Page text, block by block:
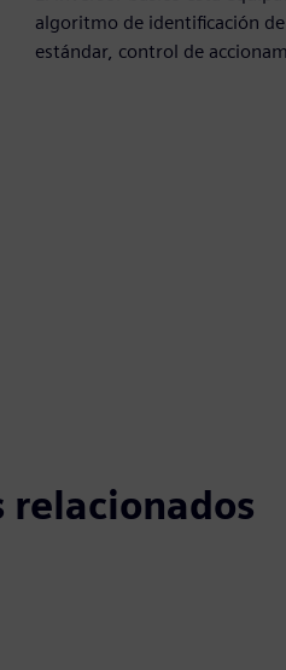
algoritmo de identificación
estándar, control de
relacionados